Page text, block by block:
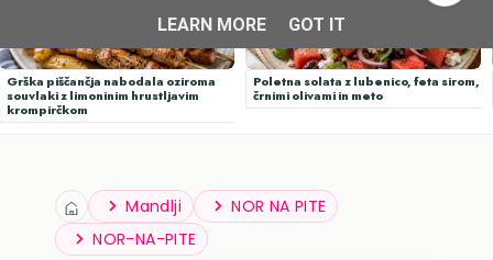
Grška piščančja nabodala oziroma
souvlaki z limoninim hrustljavim
krompirčkom
Poletna solata z lubenico, feta sirom,
črnimi olivami in meto
Mandlji
NOR NA PITE
NOR-NA-PITE
LEARN MORE
GOT IT